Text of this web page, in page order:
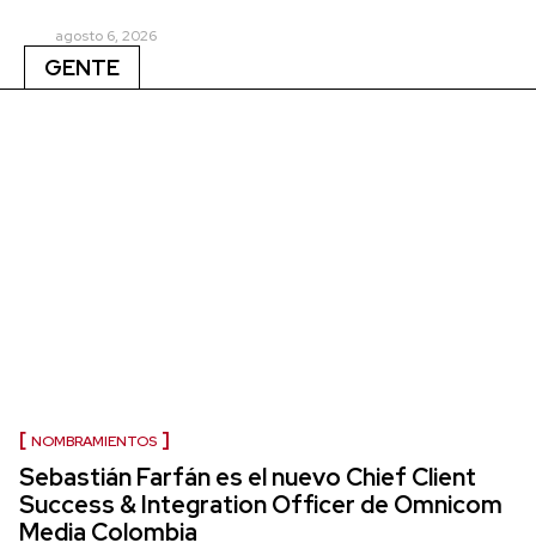
agosto 6, 2026
GENTE
NOMBRAMIENTOS
Sebastián Farfán es el nuevo Chief Client
Success & Integration Officer de Omnicom
Media Colombia